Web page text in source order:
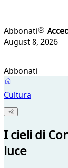
Abbonati
August 8, 2026
Abbonati
Cultura
I cieli di
luce